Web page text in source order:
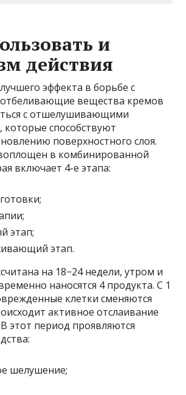
и
действия
эффекта в борьбе с
вещества кремов
с отшелушивающими
способствуют
поверхностного слоя.
в комбинированной
включает 4-е этапа:
этап;
этап.
на 18−24 недели, утром и
наносятся 4 продукта. С 1
клетки сменяются
активное отслаивание
этот период проявляются
шелушение;